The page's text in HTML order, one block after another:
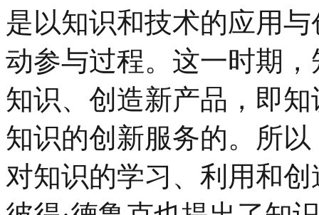
是以知识和技术的应用
动参与过程。这一时期
知识、创造新产品，即
知识的创新服务的。所
对知识的学习、利用和